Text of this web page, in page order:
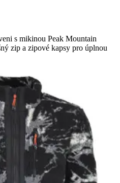
s mikinou Peak Mountain
zip a zipové kapsy pro úplnou